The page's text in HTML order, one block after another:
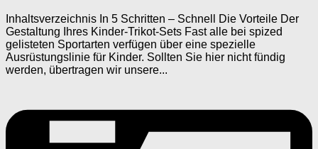
Inhaltsverzeichnis In 5 Schritten – Schnell Die Vorteile Der
Gestaltung Ihres Kinder-Trikot-Sets Fast alle bei spized
gelisteten Sportarten verfügen über eine spezielle
Ausrüstungslinie für Kinder. Sollten Sie hier nicht fündig
werden, übertragen wir unsere...